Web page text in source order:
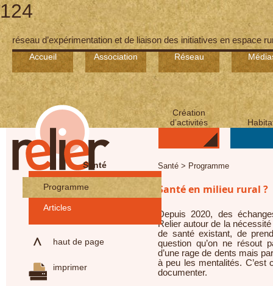
124
réseau d’expérimentation et de liaison des initiatives en espace
Accueil Association Réseau
Création
d’activités
Santé
Programme
Articles
haut de page
imprimer
Santé > Programme
Santé en milieu rural ?
Depuis 2020, des
Relier autour de la
de santé existant, de
question qu’on ne résout
d’une rage de dents mais
à peu les mentalités. C’est
documenter.